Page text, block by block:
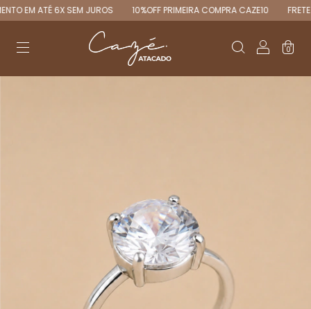
EM ATÉ 6X SEM JUROS 10%OFF PRIMEIRA COMPRA CAZE10 FRETE
0